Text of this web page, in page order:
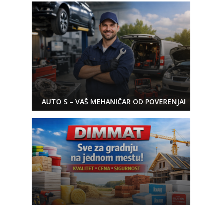
AUTO S – VAŠ MEHANIČAR OD POVERENJA!